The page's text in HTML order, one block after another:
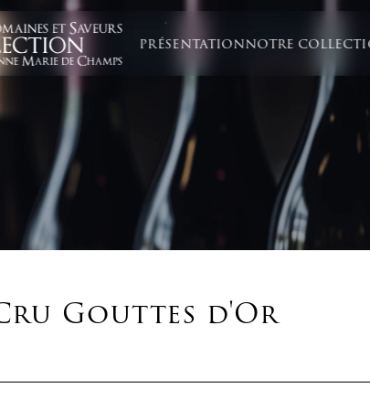
PRÉSENTATIONNOTRE
Gouttes d'Or